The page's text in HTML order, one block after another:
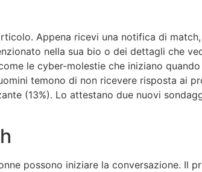
Appena ricevi una notifica di
nella sua bio o dei dettagli che
le cyber-molestie che iniziano
temono di non ricevere risposta ai
(13%). Lo attestano due nuovi
possono iniziare la conversazione. Il